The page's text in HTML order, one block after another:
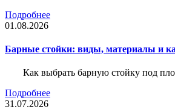
Подробнее
01.08.2026
Барные стойки: виды, материалы и
Как выбрать барную стойку под
Подробнее
31.07.2026